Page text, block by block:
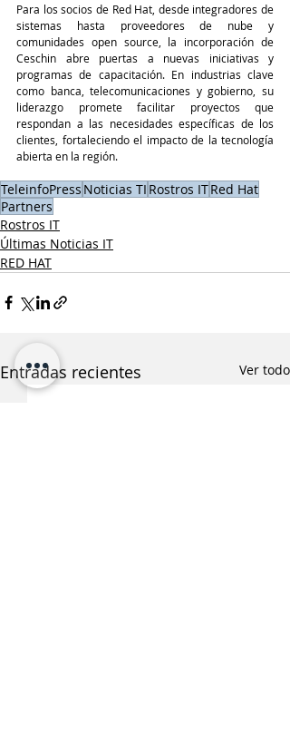
Para los socios de Red Hat, desde integradores de
sistemas hasta proveedores de nube y
comunidades open source, la incorporación de
Ceschin abre puertas a nuevas iniciativas y
programas de capacitación. En industrias clave
como banca, telecomunicaciones y gobierno, su
liderazgo promete facilitar proyectos que
respondan a las necesidades específicas de los
clientes, fortaleciendo el impacto de la tecnología
abierta en la región.
TeleinfoPress Noticias TI Rostros ITRed Hat
Partners
Rostros IT
Últimas Noticias IT
RED HAT
Entradas recientes Ver todo